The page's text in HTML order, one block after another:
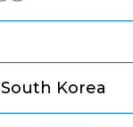
South Korea